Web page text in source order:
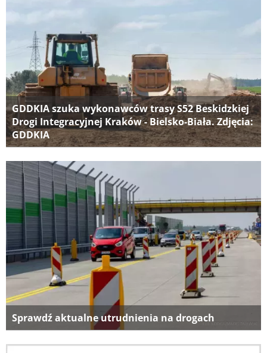
GDDKIA szuka wykonawców trasy S52 Beskidzkiej
Drogi Integracyjnej Kraków - Bielsko-Biała. Zdjęcia:
GDDKIA
Sprawdź aktualne utrudnienia na drogach